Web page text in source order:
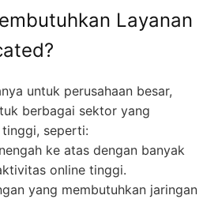
Layanan
untuk perusahaan besar,
berbagai sektor yang
seperti:
ke atas dengan banyak
online tinggi.
yang membutuhkan jaringan